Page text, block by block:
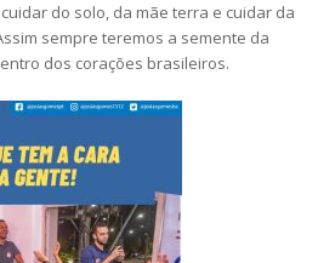
do solo, da mãe terra e cuidar da
sempre teremos a semente da
dos corações brasileiros.